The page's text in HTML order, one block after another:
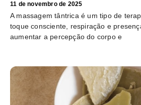
11 de novembro de 2025
A massagem tântrica é um tipo de
toque consciente, respiração e
aumentar a percepção do corpo e